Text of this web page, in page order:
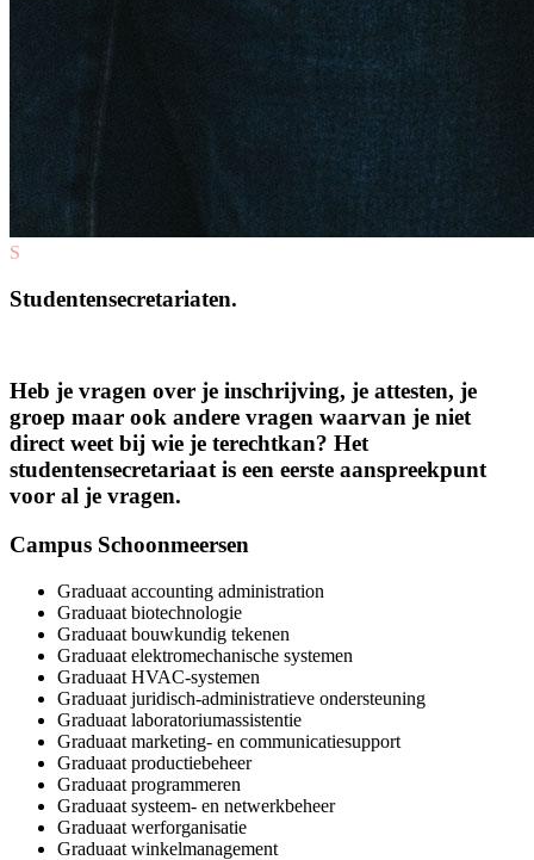
S
Studentensecretariaten.
Heb je vragen over je inschrijving, je attesten, je
groep maar ook andere vragen waarvan je niet
direct weet bij wie je terechtkan? Het
studentensecretariaat is een eerste aanspreekpunt
voor al je vragen.
Campus Schoonmeersen
Graduaat accounting administration
Graduaat biotechnologie
Graduaat bouwkundig tekenen
Graduaat elektromechanische systemen
Graduaat HVAC-systemen
Graduaat juridisch-administratieve ondersteuning
Graduaat laboratoriumassistentie
Graduaat marketing- en communicatiesupport
Graduaat productiebeheer
Graduaat programmeren
Graduaat systeem- en netwerkbeheer
Graduaat werforganisatie
Graduaat winkelmanagement